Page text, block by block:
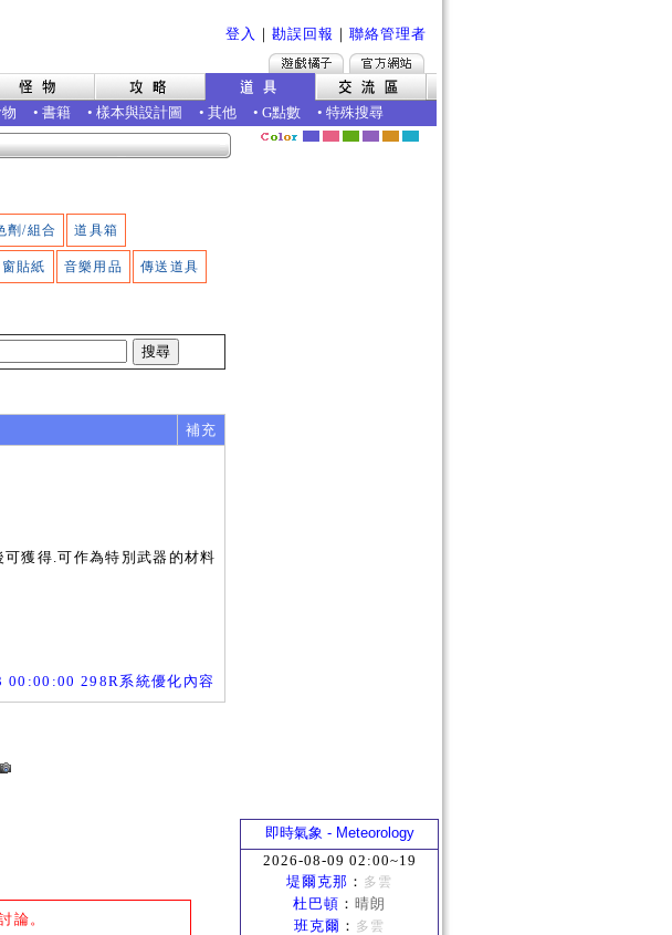
登入 ｜ 勘誤回報 ｜ 聯絡管理者
• 書籍 • 樣本與設計圖 • 其他 • G點數 • 特殊搜尋
劑/組合 道具箱
貼紙 音樂用品 傳送道具
補充
獲得.可作為特別武器的材料
298R系統優化內容
論。
即時氣象 - Meteorology
2026-08-09 02:00~19
堤爾克那 ： 多雲
杜巴頓 ： 晴朗
班克爾 ： 多雲